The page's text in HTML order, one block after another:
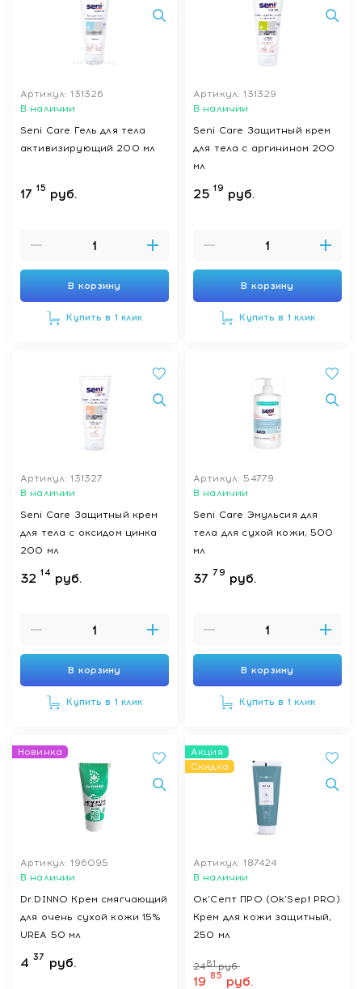
Артикул: 131326
В наличии
Seni Care Гель для тела
активизирующий 200 мл
17 15 руб.
В корзину
Купить в 1 клик
Артикул: 131329
В наличии
Seni Care Защитный крем
для тела с аргинином 200
мл
25 19 руб.
В корзину
Купить в 1 клик
Артикул: 131327
В наличии
Seni Care Защитный крем
для тела с оксидом цинка
200 мл
32 14 руб.
В корзину
Купить в 1 клик
Артикул: 54779
В наличии
Seni Care Эмульсия для
тела для сухой кожи, 500
мл
37 79 руб.
В корзину
Купить в 1 клик
Новинка
Артикул: 196095
В наличии
Dr.DINNO Крем смягчающий
для очень сухой кожи 15%
UREA 50 мл
4 37 руб.
Акция
Скидка
Артикул: 187424
В наличии
Ок'Септ ПРО (Ok'Sept PRO)
Крем для кожи защитный,
250 мл
2481 руб.
19 85 руб.